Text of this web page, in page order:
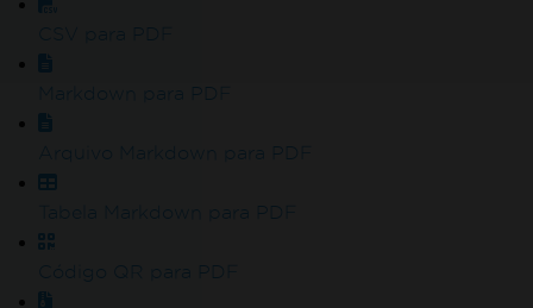
Markdown para PDF
Arquivo Markdown para PDF
Tabela Markdown para PDF
Código QR para PDF